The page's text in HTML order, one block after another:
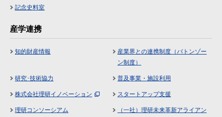
記念史料室
産学連携
知的財産情報
産業界との連携制度（バトンゾー
ン制度）
研究･技術協力 普及事業・施設利用
株式会社理研イノベーション スタートアップ支援
理研コンソーシアム
（一社）理研未来革新アライアン